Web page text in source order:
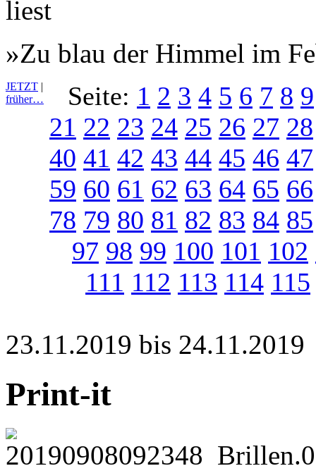
»Zu blau der Himmel im
JETZT |
früher…
Seite: 1 2 3 4 5 6 7 8 9
21 22 23 24 25 26 27 28
40 41 42 43 44 45 46 47
59 60 61 62 63 64 65 66
78 79 80 81 82 83 84 85
97 98 99 100 101 102
111 112 113 114 115
23.11.2019 bis 24.11.2019
Print-it